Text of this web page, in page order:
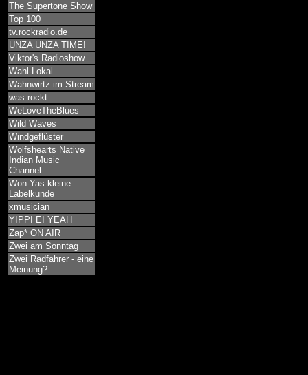
The Supertone Show
Top 100
tv.rockradio.de
UNZA UNZA TIME!
Viktor's Radioshow
Wahl-Lokal
Wahnwirtz im Stream
was rockt
WeLoveTheBlues
Wild Waves
Windgeflüster
Wolfshearts Native
Indian Music
Channel
Won-Yas kleine
Labelkunde
xmusician
YIPPI EI YEAH
Zap* ON AIR
Zwei am Sonntag
Zwei Radfahrer - eine
Meinung?